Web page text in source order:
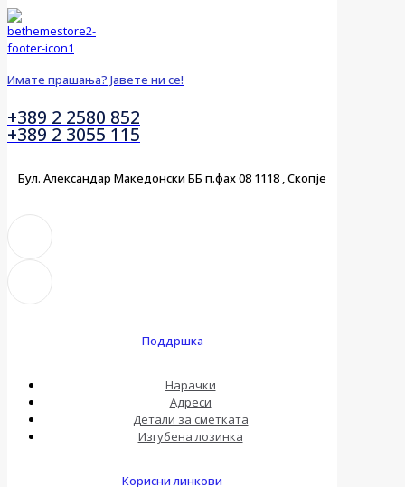
Имате прашања? Јавете ни се!
+389 2 2580 852
+389 2 3055 115
Бул. Александар Македонски ББ п.фах 08 1118 , Скопје
Поддршка
Нарачки
Адреси
Детали за сметката
Изгубена лозинка
Корисни линкови